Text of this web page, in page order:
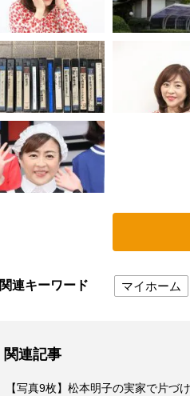
関連キーワード マイホーム
関連記事
【写真9枚】松本明子の実家で片づ